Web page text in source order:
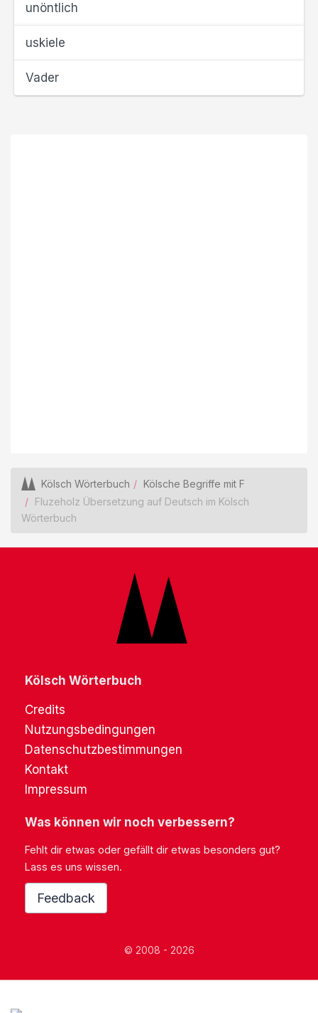
unöntlich
uskiele
Vader
Kölsch Wörterbuch
Kölsche Begriffe mit F
Fluzeholz Übersetzung auf Deutsch im Kölsch
Wörterbuch
Kölsch Wörterbuch
Credits
Nutzungsbedingungen
Datenschutzbestimmungen
Kontakt
Impressum
Was können wir noch verbessern?
Fehlt dir etwas oder gefällt dir etwas besonders gut?
Lass es uns wissen.
Feedback
© 2008 - 2026